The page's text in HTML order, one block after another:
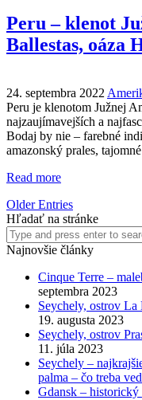
Peru – klenot
Ballestas, oáza
24. septembra 2022
Peru je klenotom Južnej
najzaujímavejších a
Bodaj by nie – farebné
amazonský prales,
Read more
Older Entries
Hľadať na stránke
Najnovšie články
Cinque Terre –
septembra 2023
Seychely, ostrov
19. augusta 2023
Seychely, ostrov
11. júla 2023
Seychely –
palma – čo treba
Gdansk – historický